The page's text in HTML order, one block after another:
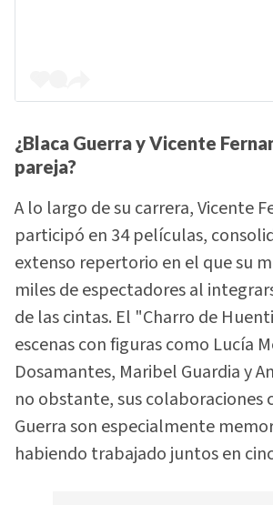
¿Blaca Guerra y Vicente
pareja?
A lo largo de su carrera, Vicente
participó en 34 películas,
extenso repertorio en el que su
miles de espectadores al
de las cintas. El "Charro de
escenas con figuras como Lucía
Dosamantes, Maribel Guardia y
no obstante, sus colaboraciones
Guerra son especialmente
habiendo trabajado juntos en